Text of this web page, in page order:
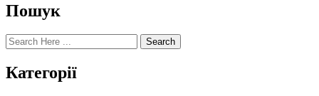
Пошук
Search
Категорії